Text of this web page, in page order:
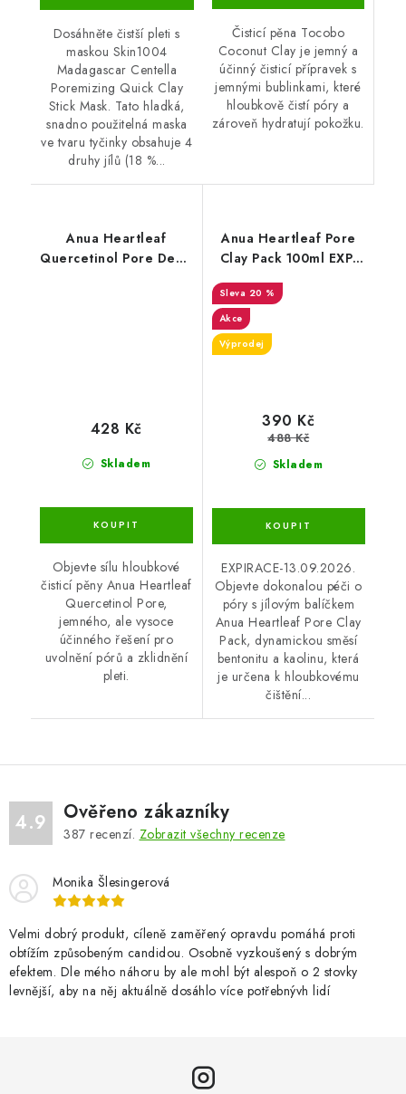
Dosáhněte čistší pleti s
maskou Skin1004
Madagascar Centella
Poremizing Quick Clay
Stick Mask. Tato hladká,
snadno použitelná maska
ve tvaru tyčinky obsahuje 4
druhy jílů (18 %...
Čisticí pěna Tocobo
Coconut Clay je jemný a
účinný čisticí přípravek s
jemnými bublinkami, které
hloubkově čistí póry a
zároveň hydratují pokožku.
Anua Heartleaf
Quercetinol Pore Deep
Skladem
428 Kč
Objevte sílu hloubkové
čisticí pěny Anua Heartleaf
Quercetinol Pore,
jemného, ale vysoce
účinného řešení pro
uvolnění pórů a zklidnění
pleti.
Anua Heartleaf Pore
Clay Pack 100ml EXP-
20 %
Akce
Výprodej
Skladem
390 Kč
488 Kč
EXPIRACE-13.09.2026.
Objevte dokonalou péči o
póry s jílovým balíčkem
Anua Heartleaf Pore Clay
Pack, dynamickou směsí
bentonitu a kaolinu, která
je určena k hloubkovému
čištění...
4.9 Ověřeno zákazníky
387 recenzí. Zobrazit všechny recenze
Monika Šlesingerová
Velmi dobrý produkt, cíleně zaměřený opravdu pomáhá proti
obtížím způsobeným candidou. Osobně vyzkoušený s dobrým
efektem. Dle mého náhoru by ale mohl být alespoň o 2 stovky
levnější, aby na něj aktuálně dosáhlo více potřebnývh lidí